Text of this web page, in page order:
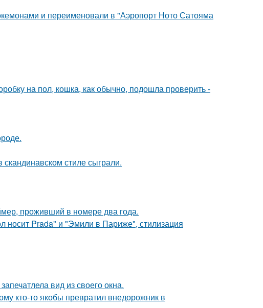
и переименовали в "Аэропорт Ното Сатояма
на пол, кошка, как обычно, подошла проверить -
стиле сыграли.
проживший в номере два года.
носит Prada" и "Эмили в Париже", стилизация
вид из своего окна.
кто-то якобы превратил внедорожник в